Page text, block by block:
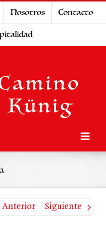
Nosotros
Contacto
Anterior Siguiente